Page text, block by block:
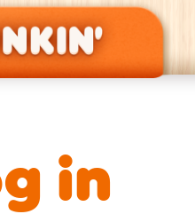
in